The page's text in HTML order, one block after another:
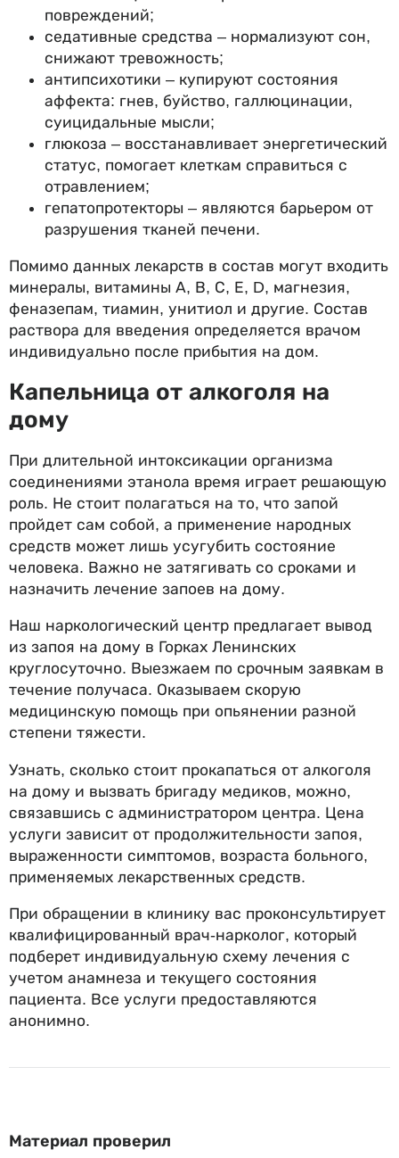
повреждений;
седативные средства – нормализуют сон,
снижают тревожность;
антипсихотики – купируют состояния
аффекта: гнев, буйство, галлюцинации,
суицидальные мысли;
глюкоза – восстанавливает энергетический
статус, помогает клеткам справиться с
отравлением;
гепатопротекторы – являются барьером от
разрушения тканей печени.
Помимо данных лекарств в состав могут входить
минералы, витамины А, В, С, Е, D, магнезия,
феназепам, тиамин, унитиол и другие. Состав
раствора для введения определяется врачом
индивидуально после прибытия на дом.
Капельница от алкоголя на
дому
При длительной интоксикации организма
соединениями этанола время играет решающую
роль. Не стоит полагаться на то, что запой
пройдет сам собой, а применение народных
средств может лишь усугубить состояние
человека. Важно не затягивать со сроками и
назначить лечение запоев на дому.
Наш наркологический центр предлагает вывод
из запоя на дому в Горках Ленинских
круглосуточно. Выезжаем по срочным заявкам в
течение получаса. Оказываем скорую
медицинскую помощь при опьянении разной
степени тяжести.
Узнать, сколько стоит прокапаться от алкоголя
на дому и вызвать бригаду медиков, можно,
связавшись с администратором центра. Цена
услуги зависит от продолжительности запоя,
выраженности симптомов, возраста больного,
применяемых лекарственных средств.
При обращении в клинику вас проконсультирует
квалифицированный врач-нарколог, который
подберет индивидуальную схему лечения с
учетом анамнеза и текущего состояния
пациента. Все услуги предоставляются
анонимно.
Материал проверил